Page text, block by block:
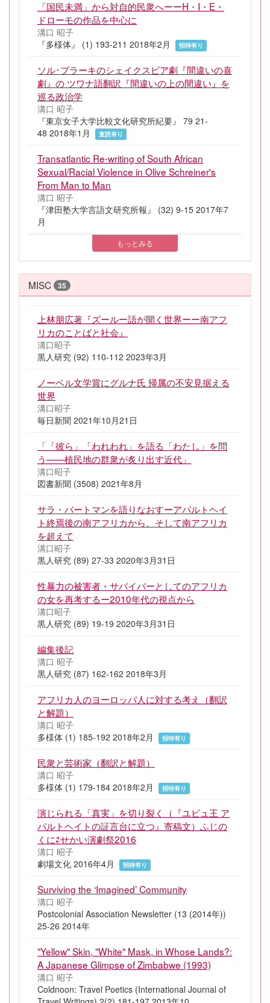
「国民未満」から対自的民衆へーーH・I・E・
ドローモの作品を中心に
溝口 昭子
『多様体』 (1) 193-211 2018年2月
招待有り
ソル･プラーキのシェイクスピア劇『間違いの喜
劇』の ツワナ語翻訳『間違いの上の間違い』を
巡る政治学
溝口 昭子
『東京女子大学比較文化研究所紀要』 79 21-
48 2018年1月
査読有り
Transatlantic Re-writing of South African
Sexual/Racial Violence in Olive Schreiner's
From Man to Man
溝口 昭子
『津田塾大学言語文研究所報』 (32) 9-15 2017年7
月
もっとみる
MISC 35
上林朋広著『ズールー語が開く世界ーー南アフ
リカのことばと社会』
溝口昭子
黒人研究 (92) 110-112 2023年3月
ノーベル文学賞にグルナ氏 帰属の不安見据える
世界
溝口昭子
毎日新聞 2021年10月21日
「「彼ら」「われわれ」を語る「わたし」を問
う――植民地の群衆が炙り出す近代」
溝口昭子
図書新聞 (3508) 2021年8月
サラ・バートマンを語りなおすーアパルトヘイ
ト終焉後の南アフリカから、そして南アフリカ
を超えて
溝口昭子
黒人研究 (89) 27-33 2020年3月31日
性暴力の被害者・サバイバーとしてのアフリカ
の女を再考するー2010年代の視点から
溝口昭子
黒人研究 (89) 19-19 2020年3月31日
編集後記
溝口 昭子
黒人研究 (87) 162-162 2018年3月
アフリカ人のヨーロッパ人に対する考え（翻訳
と解題）
溝口 昭子
多様体 (1) 185-192 2018年2月
招待有り
民衆と芸術家（翻訳と解題）
溝口 昭子
多様体 (1) 179-184 2018年2月
招待有り
演じられる「真実」を切り裂く（『ユビュ王 ア
パルトヘイトの証言台に立つ』寄稿文）ふじの
くに⇄せかい演劇祭2016
溝口 昭子
劇場文化 2016年4月
招待有り
Surviving the ‘Imagined’ Community
溝口 昭子
Postcolonial Association Newsletter (13 (2014年))
25-26 2014年
"Yellow" Skin, "White" Mask, in Whose Lands?:
A Japanese Glimpse of Zimbabwe (1993)
溝口 昭子
Coldnoon: Travel Poetics (International Journal of